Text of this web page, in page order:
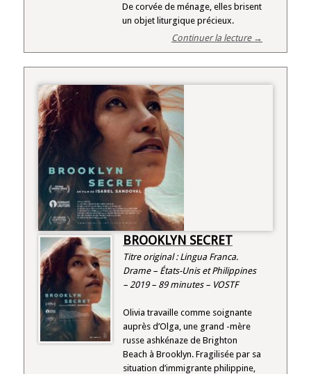
De corvée de ménage, elles brisent
un objet liturgique précieux.
Continuer la lecture →
BROOKLYN SECRET
Titre original : Lingua Franca.
Drame – États-Unis et Philippines
– 2019 – 89 minutes – VOSTF
Olivia travaille comme soignante
auprès d’Olga, une grand -mère
russe ashkénaze de Brighton
Beach à Brooklyn. Fragilisée par sa
situation d’immigrante philippine,